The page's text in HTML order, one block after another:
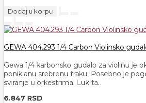
Dodaj u korpu
GEWA 404.293 1/4 Carbon Violinsko
Gewa 1/4 karbonsko gudalo za violinu je
poniklanu srebrenu traku. Posebno je
sviranje u orkestrima. Luk ta..
6.847 RSD